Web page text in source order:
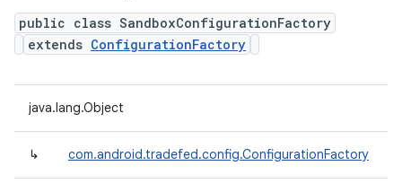
public class SandboxConfigurationFactory
extends ConfigurationFactory
java.lang.Object
↳ com.android.tradefed.config.ConfigurationFactory